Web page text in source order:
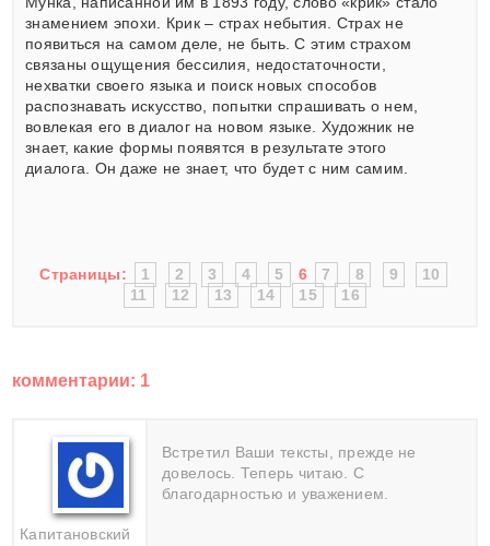
знамением эпохи. Крик – страх небытия. Страх не
появиться на самом деле, не быть. С этим страхом
связаны ощущения бессилия, недостаточности,
нехватки своего языка и поиск новых способов
распознавать искусство, попытки спрашивать о нем,
вовлекая его в диалог на новом языке. Художник не
знает, какие формы появятся в результате этого
диалога. Он даже не знает, что будет с ним самим.
Страницы: 1 2 3 4 5 6 7 8 9
10
11
12 13 14 15 16
комментарии: 1
Капитановский
Встретил Ваши тексты, прежде не
довелось. Теперь читаю. С
благодарностью и уважением.